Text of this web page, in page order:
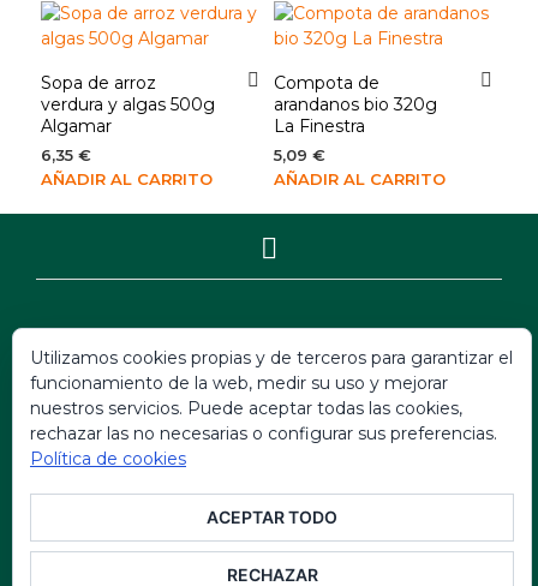
Sopa de arroz
verdura y algas 500g
Algamar
6,35 €
AÑADIR AL CARRITO
Compota de
arandanos bio 320g
La Finestra
5,09 €
AÑADIR AL CARRITO
Politica de Privacidad
Politica Ley Aviso Legal
Política Ley de Condiciones
Política Ley de Garantias
Soluciones Clean Label para Alimentación
Utilizamos cookies propias y de terceros para garantizar el
funcionamiento de la web, medir su uso y mejorar
nuestros servicios. Puede aceptar todas las cookies,
rechazar las no necesarias o configurar sus preferencias.
Política de cookies
ACEPTAR TODO
RECHAZAR